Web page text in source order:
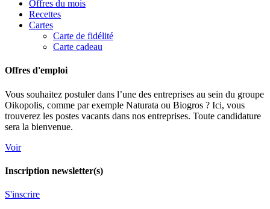
Offres du mois
Recettes
Cartes
Carte de fidélité
Carte cadeau
Offres d'emploi
Vous souhaitez postuler dans l’une des entreprises au sein du groupe
Oikopolis, comme par exemple Naturata ou Biogros ? Ici, vous
trouverez les postes vacants dans nos entreprises. Toute candidature
sera la bienvenue.
Voir
Inscription newsletter(s)
S'inscrire